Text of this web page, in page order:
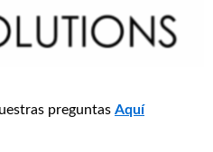
preguntas Aquí